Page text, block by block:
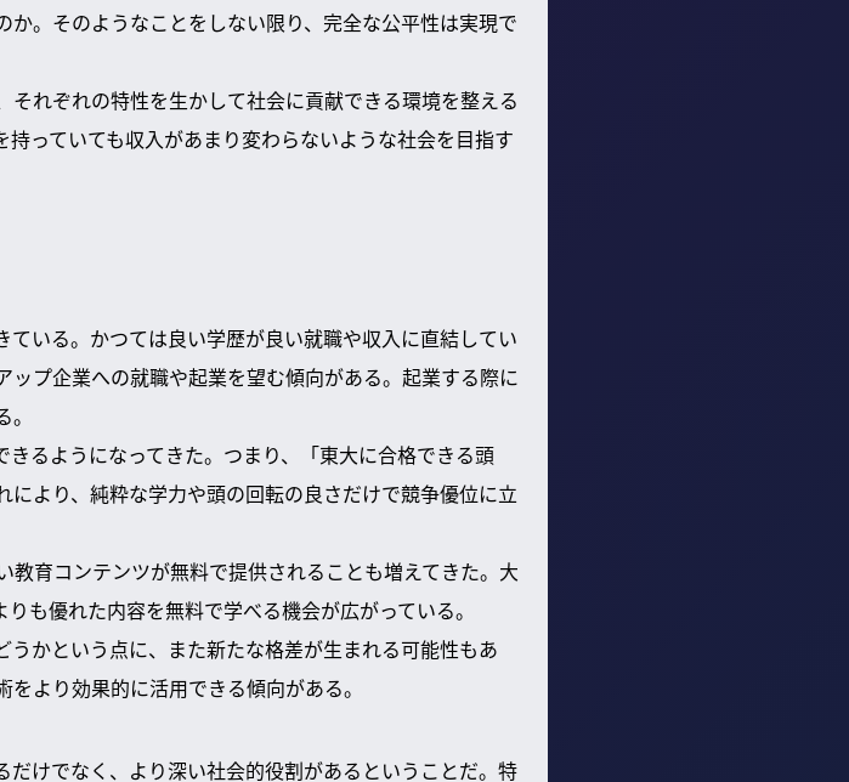
。そのようなことをしない限り、完全な公平性は実現で
れぞれの特性を生かして社会に貢献できる環境を整える
っていても収入があまり変わらないような社会を目指す
いる。かつては良い学歴が良い就職や収入に直結してい
プ企業への就職や起業を望む傾向がある。起業する際に
るようになってきた。つまり、「東大に合格できる頭
より、純粋な学力や頭の回転の良さだけで競争優位に立
育コンテンツが無料で提供されることも増えてきた。大
も優れた内容を無料で学べる機会が広がっている。
かという点に、また新たな格差が生まれる可能性もあ
より効果的に活用できる傾向がある。
けでなく、より深い社会的役割があるということだ。特